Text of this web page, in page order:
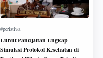
Luhut Pandjaitan Ungkap
Simulasi Protokol Kesehatan di